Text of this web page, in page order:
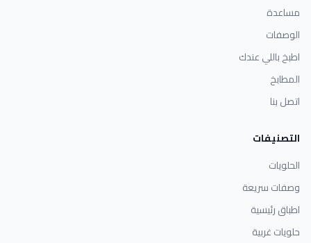
مساعدة
الوصفات
اطبخ باللي عندك
المطابخ
اتصل بنا
التصنيفات
الحلويات
وصفات سريعة
اطباق رئيسية
حلويات غربية